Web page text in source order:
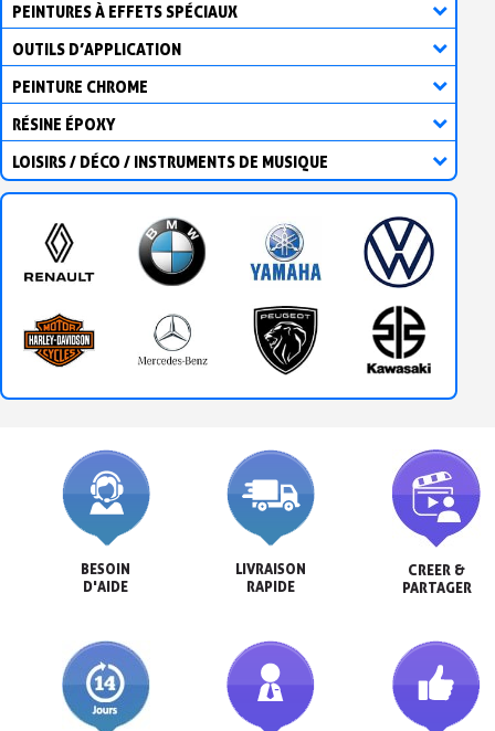
PEINTURES À EFFETS SPÉCIAUX
OUTILS D’APPLICATION
PEINTURE CHROME
RÉSINE ÉPOXY
LOISIRS / DÉCO / INSTRUMENTS DE MUSIQUE
BESOIN
D'AIDE
LIVRAISON
RAPIDE
CREER &
PARTAGER